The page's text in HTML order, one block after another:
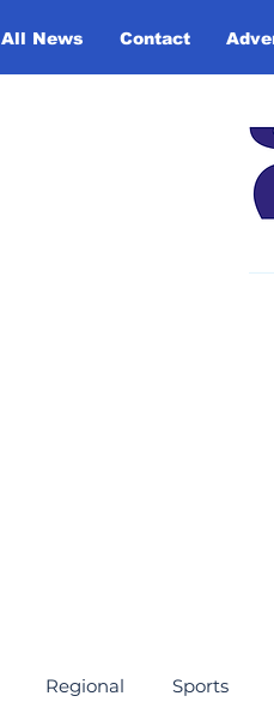
All News Contact
Regional Sports